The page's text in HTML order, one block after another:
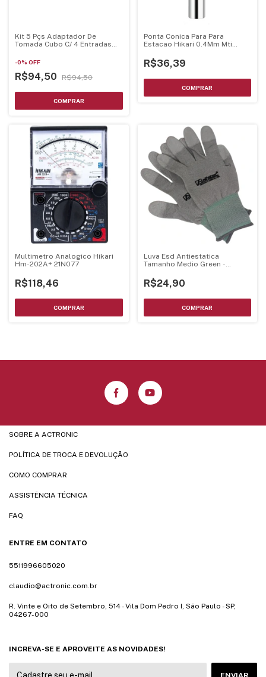
Kit 5 Pçs Adaptador De
Tomada Cubo C/ 4 Entradas
-0% OFF
R$94,50 R$94,50
Ponta Conica Para Para
Estacao Hikari 0.4Mm Mti
R$36,39
Multimetro Analogico Hikari
Hm-202A+ 21N077
R$118,46
Luva Esd Antiestatica
Tamanho Medio Green -
R$24,90
SOBRE A ACTRONIC
POLÍTICA DE TROCA E DEVOLUÇÃO
COMO COMPRAR
ASSISTÊNCIA TÉCNICA
FAQ
ENTRE EM CONTATO
5511996605020
claudio@actronic.com.br
R. Vinte e Oito de Setembro, 514 - Vila Dom Pedro I, São Paulo - SP,
04267-000
INCREVA-SE E APROVEITE AS NOVIDADES!